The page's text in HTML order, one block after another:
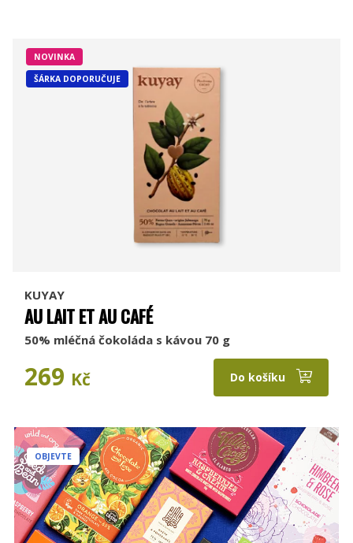
NOVINKA
ŠÁRKA DOPORUČUJE
KUYAY
AU LAIT ET AU CAFÉ
50% mléčná čokoláda s kávou 70 g
269 Kč Do košíku
OBJEVTE